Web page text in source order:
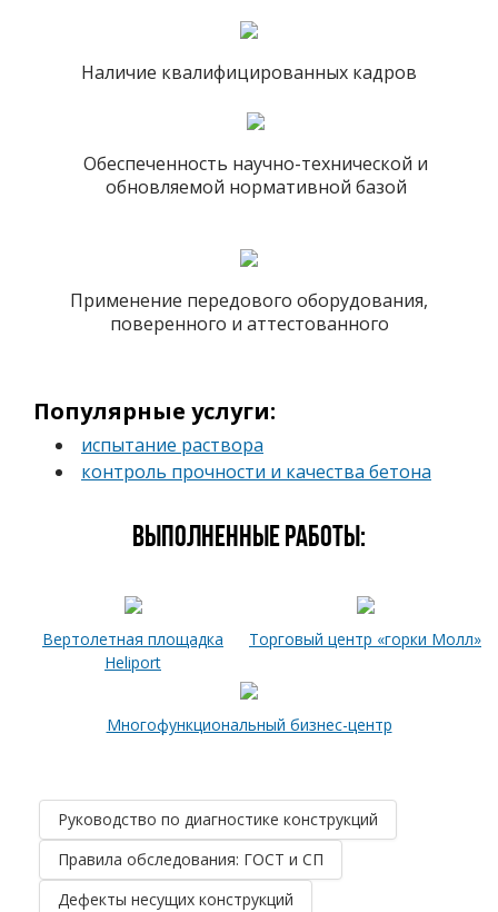
Наличие квалифицированных кадров
Обеспеченность научно-технической и
обновляемой нормативной базой
Применение передового оборудования,
поверенного и аттестованного
Популярные услуги:
испытание раствора
контроль прочности и качества бетона
Выполненные работы:
Вертолетная площадка
Heliport
Торговый центр «горки Молл»
Многофункциональный бизнес-центр
Руководство по диагностике конструкций
Правила обследования: ГОСТ и СП
Дефекты несущих конструкций